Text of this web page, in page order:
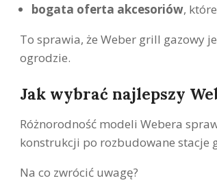
bogata oferta akcesoriów,
To sprawia, że Weber grill gazowy
ogrodzie.
Jak wybrać najlepszy
Różnorodność modeli Webera
konstrukcji po rozbudowane stacje
Na co zwrócić uwagę?